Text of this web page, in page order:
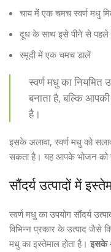
चाय में एक चमच स्वर्ण मधु
दूध के साथ इसे पीने से पहले
स्मूदी में एक चमच डालें
स्वर्ण मधु का
बनाता है, बल्कि आपकी
है।
इसके अलावा, स्वर्ण मधु को
सकता है। यह आपके भोजन को
सौंदर्य उत्पादों में
स्वर्ण मधु का उपयोग सौंदर्य
विभिन्न प्रकार के उत्पाद जैसे
मधु का इस्तेमाल होता है। इसके